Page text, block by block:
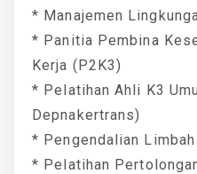
* Manajemen
* Panitia Pembina
Kerja (P2K3)
* Pelatihan Ahli K3
Depnakertrans)
* Pengendalian Limbah
* Pelatihan